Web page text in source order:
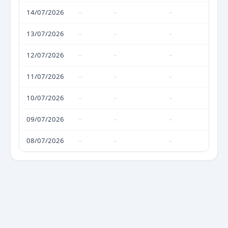
14/07/2026 – – –
13/07/2026 – – –
12/07/2026 – – –
11/07/2026 – – –
10/07/2026 – – –
09/07/2026 – – –
08/07/2026 – – –